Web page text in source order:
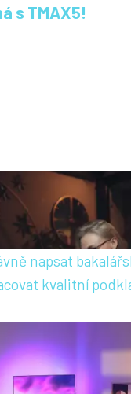
s TMAX5!
napsat
kvalitní